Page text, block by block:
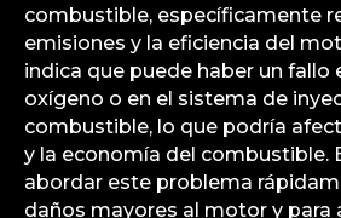
combustible, específicamente
emisiones y la eficiencia del
indica que puede haber un fallo
oxígeno o en el sistema de
combustible, lo que podría
y la economía del combustible.
abordar este problema
daños mayores al motor y para